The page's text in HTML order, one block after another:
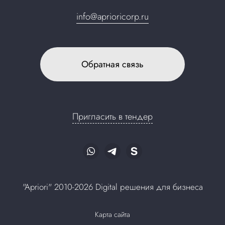
info@aprioricorp.ru
Обратная связь
Пригласить в тендер
"Apriori" 2010-2026 Digital решения для бизнеса
Карта сайта